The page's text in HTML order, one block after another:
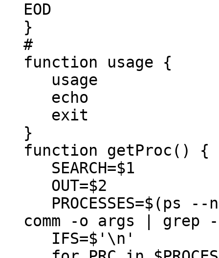
EOD
}
#
function usage {
usage
echo
exit
}
function getProc() {
SEARCH=$1
OUT=$2
PROCESSES=$(ps
comm -o args |
IFS=$'\n'